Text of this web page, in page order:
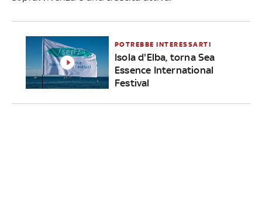
POTREBBE INTERESSARTI
Isola d'Elba, torna Sea
Essence International
Festival